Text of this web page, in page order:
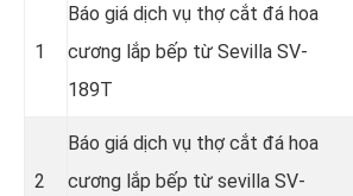
1
Báo giá dịch vụ thợ cắt đá hoa
cương lắp bếp từ Sevilla SV-
189T
2
Báo giá dịch vụ thợ cắt đá hoa
cương lắp bếp từ sevilla SV-